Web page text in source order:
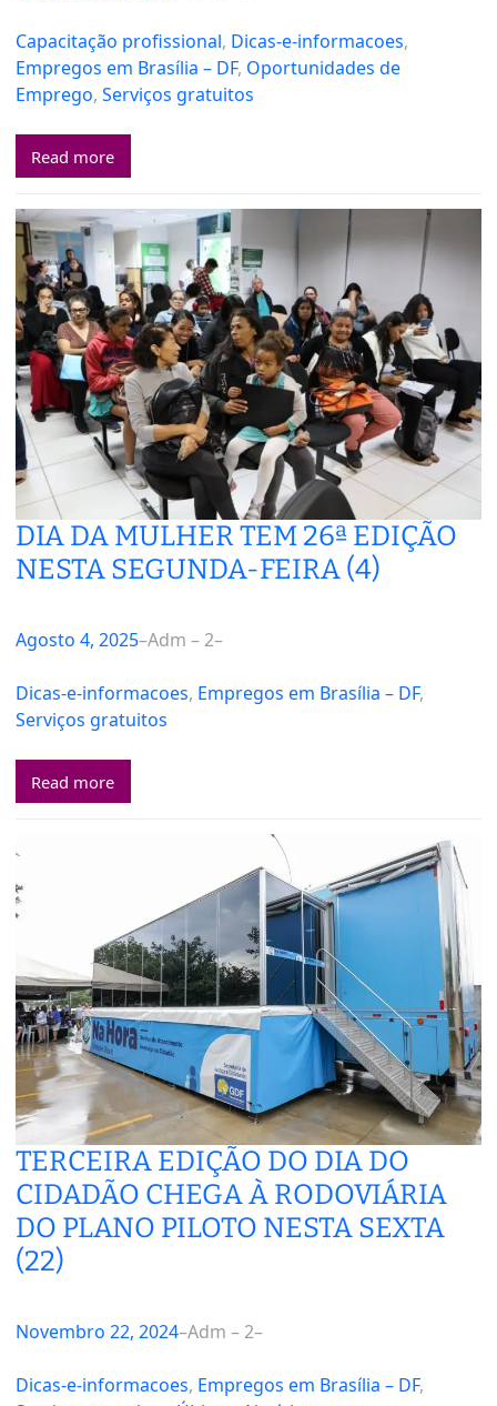
Capacitação profissional, Dicas-e-informacoes
Empregos em Brasília – DF, Oportunidades de
Emprego, Serviços gratuitos
Read more
DIA DA MULHER TEM 26ª EDIÇÃO
NESTA SEGUNDA-FEIRA (4)
Agosto 4, 2025–Adm – 2–
Dicas-e-informacoes, Empregos em Brasília – DF
Serviços gratuitos
Read more
TERCEIRA EDIÇÃO DO DIA DO
CIDADÃO CHEGA À RODOVIÁRIA
DO PLANO PILOTO NESTA SEXTA
(22)
Novembro 22, 2024–Adm – 2–
Dicas-e-informacoes, Empregos em Brasília – DF